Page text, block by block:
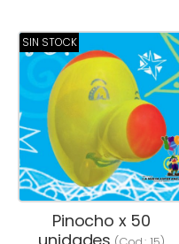
SIN STOCK
Pinocho x 50